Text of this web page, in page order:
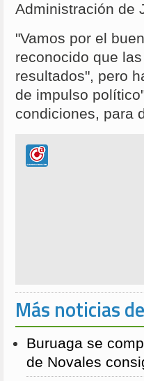
Administración de
"Vamos por el
reconocido que
resultados", pero
de impulso
condiciones, para
Más noticias
Buruaga se
de Novales